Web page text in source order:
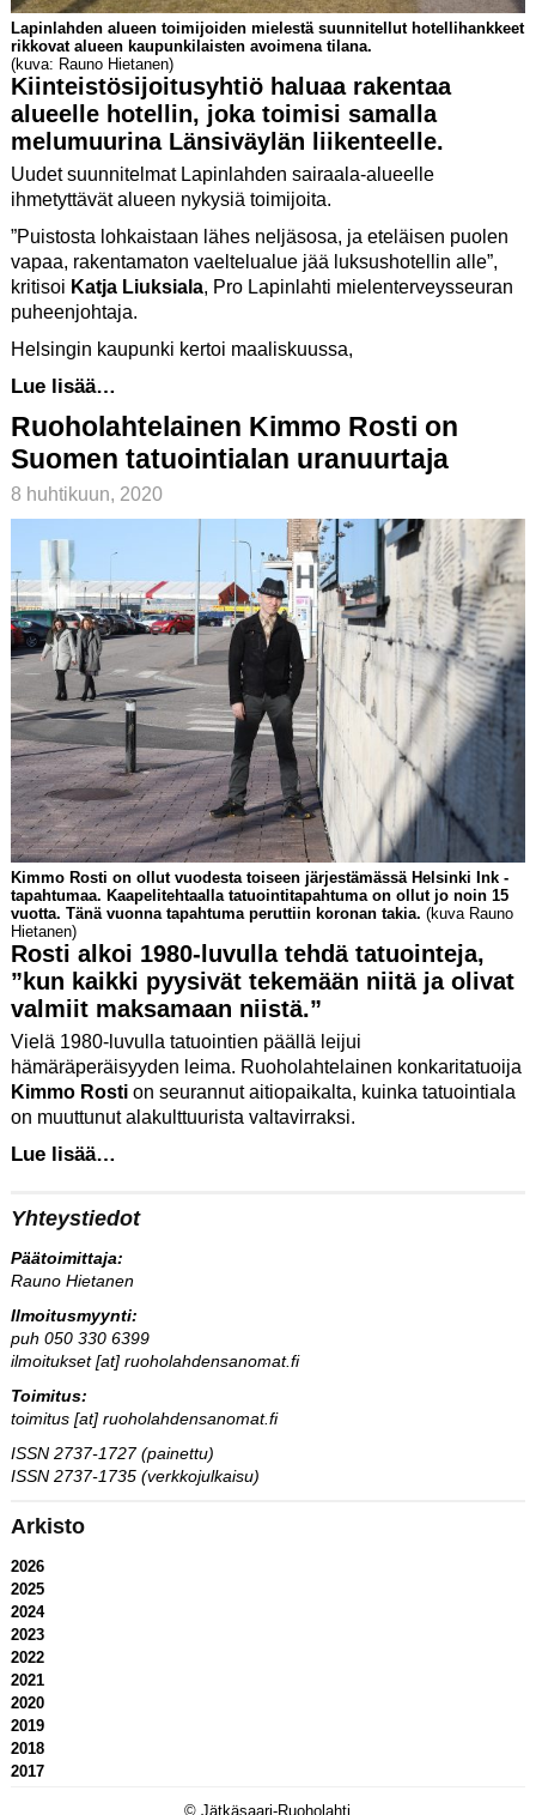
Lapinlahden alueen toimijoiden mielestä suunnitellut hotellihankkeet
rikkovat alueen kaupunkilaisten avoimena tilana.
(kuva: Rauno Hietanen)
Kiinteistösijoitusyhtiö haluaa rakentaa
alueelle hotellin, joka toimisi samalla
melumuurina Länsiväylän liikenteelle.
Uudet suunnitelmat Lapinlahden sairaala-alueelle
ihmetyttävät alueen nykysiä toimijoita.
”Puistosta lohkaistaan lähes neljäsosa, ja eteläisen puolen
vapaa, rakentamaton vaeltelualue jää luksushotellin alle”,
kritisoi Katja Liuksiala, Pro Lapinlahti mielenterveysseuran
puheenjohtaja.
Helsingin kaupunki kertoi maaliskuussa,
Lue lisää…
Ruoholahtelainen Kimmo Rosti on
Suomen tatuointialan uranuurtaja
8 huhtikuun, 2020
Kimmo Rosti on ollut vuodesta toiseen järjestämässä Helsinki Ink -
tapahtumaa. Kaapelitehtaalla tatuointitapahtuma on ollut jo noin 15
vuotta. Tänä vuonna tapahtuma peruttiin koronan takia. (kuva Rauno
Hietanen)
Rosti alkoi 1980-luvulla tehdä tatuointeja,
”kun kaikki pyysivät tekemään niitä ja olivat
valmiit maksamaan niistä.”
Vielä 1980-luvulla tatuointien päällä leijui
hämäräperäisyyden leima. Ruoholahtelainen konkaritatuoija
Kimmo Rostion seurannut aitiopaikalta, kuinka tatuointiala
on muuttunut alakulttuurista valtavirraksi.
Lue lisää…
Yhteystiedot
Päätoimittaja:
Rauno Hietanen
Ilmoitusmyynti:
puh 050 330 6399
ilmoitukset [at] ruoholahdensanomat.fi
Toimitus:
toimitus [at] ruoholahdensanomat.fi
ISSN 2737-1727 (painettu)
ISSN 2737-1735 (verkkojulkaisu)
Arkisto
2026
2025
2024
2023
2022
2021
2020
2019
2018
2017
© Jätkäsaari-Ruoholahti